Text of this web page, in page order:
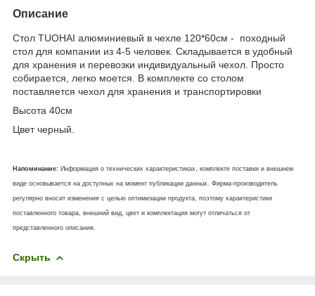
Описание
Стол TUOHAI алюминиевый в чехле 120*60cм - походный
стол для компании из 4-5 человек. Складывается в удобный
для хранения и перевозки индивидуальный чехол. Просто
собирается, легко моется. В комплекте со столом
поставляется чехол для хранения и транспортировки
Высота 40см
Цвет черный.
Напоминание: Информация о технических характеристиках, комплекте поставки и внешнем
виде основывается на доступных на момент публикации данных. Фирма-производитель
регулярно вносит изменения с целью оптимизации продукта, поэтому характеристики
поставленного товара, внешний вид, цвет и комплектация могут отличаться от
представленного описания.
Скрыть